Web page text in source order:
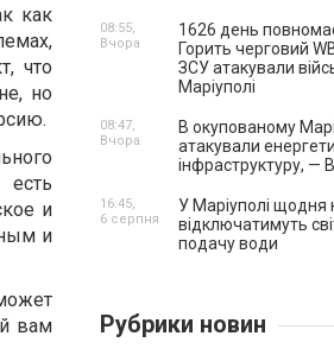
как
что
но
и
и
вам
1626 день
Горить черговий
ЗСУ атакували
Маріуполі
08:55,
Вчора
В окупованому
атакували
інфраструктуру, —
08:47,
Вчора
У Маріуполі щодня
відключатимуть
подачу води
16:45,
6 серпня
Рубрики новин